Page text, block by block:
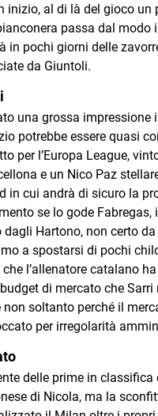
inizio, al di là del gioco un
passa dal modo
in pochi giorni delle
da Giuntoli.
una grossa impressione
potrebbe essere quasi
per l’Europa League,
e un Nico Paz
in cui andrà di sicuro la
se lo gode Fabregas,
Hartono, non certo
a spostarsi di pochi
che l’allenatore catalano
di mercato che Sarri
non soltanto perché il
per irregolarità
delle prime in classifica
di Nicola, ma la